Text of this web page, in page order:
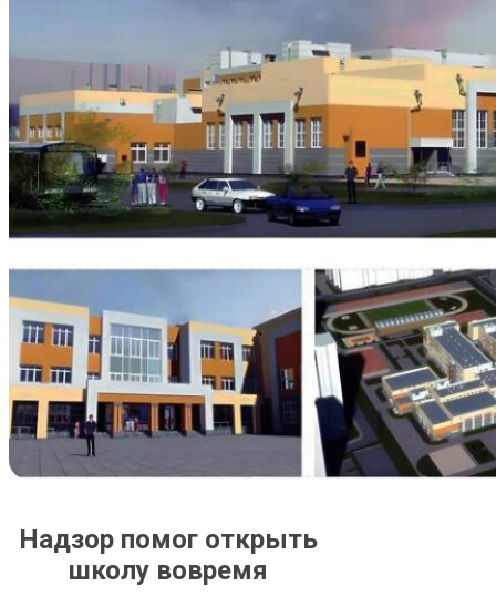
Надзор помог открыть
школу вовремя